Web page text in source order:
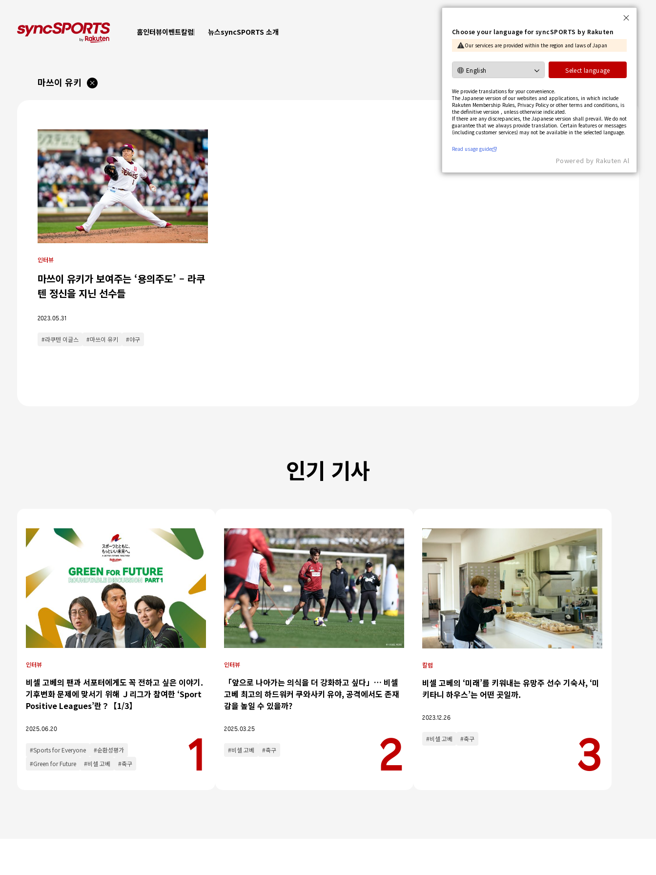
홈인터뷰이벤트칼럼 뉴스syncSPORTS 소개
日本語
English
繁體中文
한국어
카테고리
인터뷰
이벤트
칼럼
마쓰이 유키
인터뷰
마쓰이 유키가 보여주는 ‘용의주도’ – 라쿠
텐 정신을 지닌 선수들
2023.05.31
#라쿠텐 이글스 #마쓰이 유키 #야구
인기 기사
인터뷰
비셀 고베의 팬과 서포터에게도 꼭 전하고 싶은 이야기.
기후변화 문제에 맞서기 위해 Ｊ리그가 참여한 ‘Sport
Positive Leagues’란？【1/3】
2025.06.20
#Sports for Everyone
#순환성평가
#Green for Future
#비셀 고베 #축구
인터뷰
「앞으로 나아가는 의식을 더 강화하고 싶다」… 비셀
고베 최고의 하드워커 쿠와사키 유야, 공격에서도 존재
감을 높일 수 있을까?
2025.03.25
#비셀 고베 #축구
칼럼
비셀 고베의 ‘미래’를 키워내는 유망주 선수 기숙사, ‘미
키타니 하우스’는 어떤 곳일까.
2023.12.26
#비셀 고베 #축구
Choose your language for syncSPORTS by Rakuten
Our services are provided within the region and laws of Japan
Select language
We provide translations for your convenience.
The Japanese version of our websites and applications, in which include
Rakuten Membership Rules, Privacy Policy or other terms and conditions, is
the definitive version , unless otherwise indicated.
If there are any discrepancies, the Japanese version shall prevail. We do not
guarantee that we always provide translation. Certain features or messages
(including customer services) may not be available in the selected language.​
Read usage guide
Powered by Rakuten Al
사용가이드 보기